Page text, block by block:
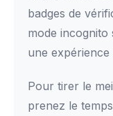
badges de
mode
une expérience
Pour tirer le
prenez le